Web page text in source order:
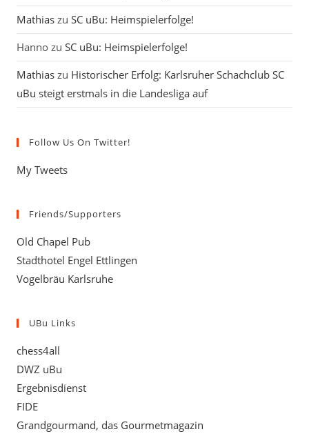
Mathias zuSC uBu: Heimspielerfolge!
Hanno zuSC uBu: Heimspielerfolge!
Mathias zu Historischer Erfolg: Karlsruher Schachclub SC
uBu steigt erstmals in die Landesliga auf
Follow Us On Twitter!
My Tweets
Friends/Supporters
Old Chapel Pub
Stadthotel Engel Ettlingen
Vogelbräu Karlsruhe
UBu Links
chess4all
DWZ uBu
Ergebnisdienst
FIDE
Grandgourmand, das Gourmetmagazin